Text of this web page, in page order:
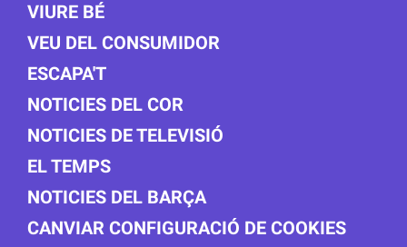
VIURE BÉ
VEU DEL CONSUMIDOR
ESCAPA'T
NOTICIES DEL COR
NOTICIES DE TELEVISIÓ
EL TEMPS
NOTICIES DEL BARÇA
CANVIAR CONFIGURACIÓ DE COOKIES